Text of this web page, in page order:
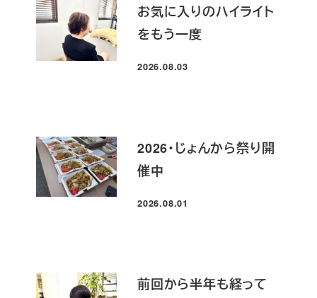
お気に入りのハイライト
をもう一度
投稿日
2026.08.03
2026・じょんから祭り開
催中
投稿日
2026.08.01
前回から半年も経って